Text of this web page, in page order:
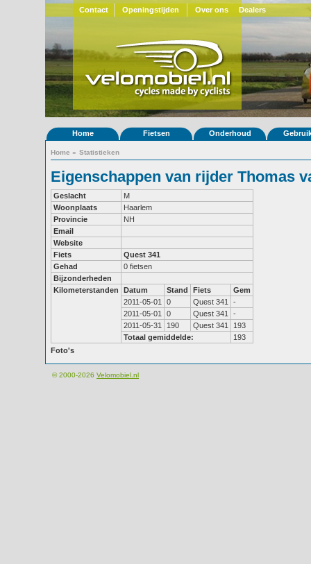
Contact Openingstijden Over ons Dealers
Home Fietsen Onderhoud
Home » Statistieken
Eigenschappen van rijder Thomas
Geslacht
M
Woonplaats
Haarlem
Provincie
NH
Email
Website
Fiets
Quest 341
Gehad
0 fietsen
Bijzonderheden
Kilometerstanden
Datum Stand Fiets
Gem
2011-05-01
0 Quest 341
-
2011-05-01
0 Quest 341
-
2011-05-31
190 Quest 341
193
Totaal gemiddelde:
193
Foto's
© 2000-2026 Velomobiel.nl